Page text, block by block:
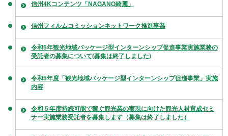
信州4Kコンテンツ「NAGANO綺麗」
信州フィルムコミッションネットワーク推進事業
令和5年観光地域パッケージ型インターンシップ促進事業実施業務の
受託者の募集について(募集は終了しました)
令和5年度「観光地域パッケージ型インターンシップ促進事業」実施
内容
令和５年度持続可能で稼ぐ観光業の実現に向けた観光人材育成セミ
ナー実施業務受託者を募集します（募集は終了しました）